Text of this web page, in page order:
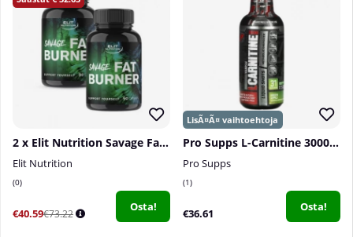
2 x Elit Nutrition Savage Fat Burner, 90 caps
Elit Nutrition
0
€40.59€73.22
Osta!
Pro Supps L-Carnitine 3000, 473 ml
Pro Supps
1
€36.61 Osta!